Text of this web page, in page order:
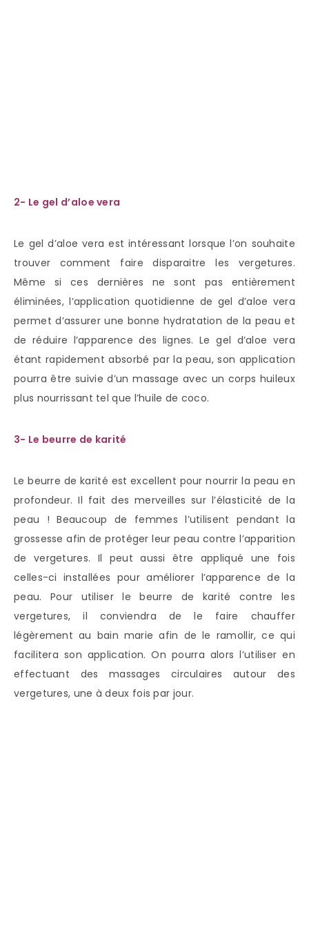
2- Le gel d’aloe vera
Le gel d’aloe vera est intéressant lorsque l’on souhaite
trouver comment faire disparaitre les vergetures.
Même si ces dernières ne sont pas entièrement
éliminées, l’application quotidienne de gel d’aloe vera
permet d’assurer une bonne hydratation de la peau et
de réduire l’apparence des lignes. Le gel d’aloe vera
étant rapidement absorbé par la peau, son application
pourra être suivie d’un massage avec un corps huileux
plus nourrissant tel que l’huile de coco.
3- Le beurre de karité
Le beurre de karité est excellent pour nourrir la peau en
profondeur. Il fait des merveilles sur l’élasticité de la
peau ! Beaucoup de femmes l’utilisent pendant la
grossesse afin de protéger leur peau contre l’apparition
de vergetures. Il peut aussi être appliqué une fois
celles-ci installées pour améliorer l’apparence de la
peau. Pour utiliser le beurre de karité contre les
vergetures, il conviendra de le faire chauffer
légèrement au bain marie afin de le ramollir, ce qui
facilitera son application. On pourra alors l’utiliser en
effectuant des massages circulaires autour des
vergetures, une à deux fois par jour.